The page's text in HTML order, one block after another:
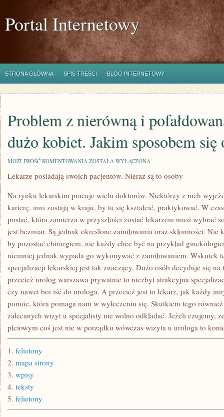
Portal Internetowy
STRONA GŁÓWNA SPIS TREŚCI BLOG INTERNETOWY
Problem z nierówną i
dużo kobiet. Jakim sposobem się
MOŻLIWOŚĆ KOMENTOWANIA PROBLEM
NIERÓWNĄ
SKÓRĄ
UD
MA
DUŻO
KOBIET.
JAKIM
SPOSOBEM
OKAZUJE
ZOSTAŁA WYŁĄCZONA
Lekarze posiadają swoich pacjentów. Nieraz są to osoby
Na rynku lekarskim pracuje wielu doktorów. Niektórzy z nich
karierę, inni zostają w kraju, by tu się kształcić, praktykować. W
postać, która zamierza w przyszłości zostać lekarzem musi wybrać
jest bezmiar. Są jednak określone zamiłowania oraz skłonności. Nie
by pozostać chirurgiem, nie każdy chce być na przykład
niemniej jednak wypada go wykonywać z zamiłowaniem. Wskutek
specjalizacji lekarskiej jest tak znaczący. Dużo osób decyduje się
przecież urolog warszawa prywatnie to niezbyt atrakcyjna
czy nawet boi iść do urologa. A przecież jest to lekarz, jak każdy
pomóc, która pomaga nam w wyleczeniu się. Skutkiem tego
zalecanych wizyt u specjalisty nie wolno odkładać. Jeżeli czujemy,
płciowym coś jest nie w porządku wówczas wizyta u urologa to
1. felietony
2. mapa strony
3. wpisy
4. teksty
5. felietony